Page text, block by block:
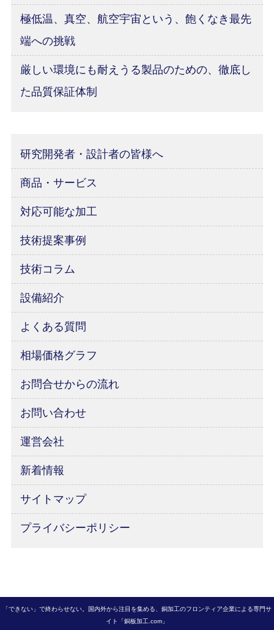
極低温、真空、航空宇宙という、飽くなき最先
端への挑戦
厳しい環境にも耐えうる製品のための、徹底し
た品質保証体制
研究開発者・設計者の皆様へ
商品・サービス
対応可能な加工
技術提案事例
技術コラム
設備紹介
よくある質問
相場価格グラフ
お問合せからの流れ
お問い合わせ
運営会社
新着情報
サイトマップ
プライバシーポリシー
「できない」で終わらせない。国内外から注目を集める、銅加工のフロンティア企業による専門サ
イト「銅板加工.com」